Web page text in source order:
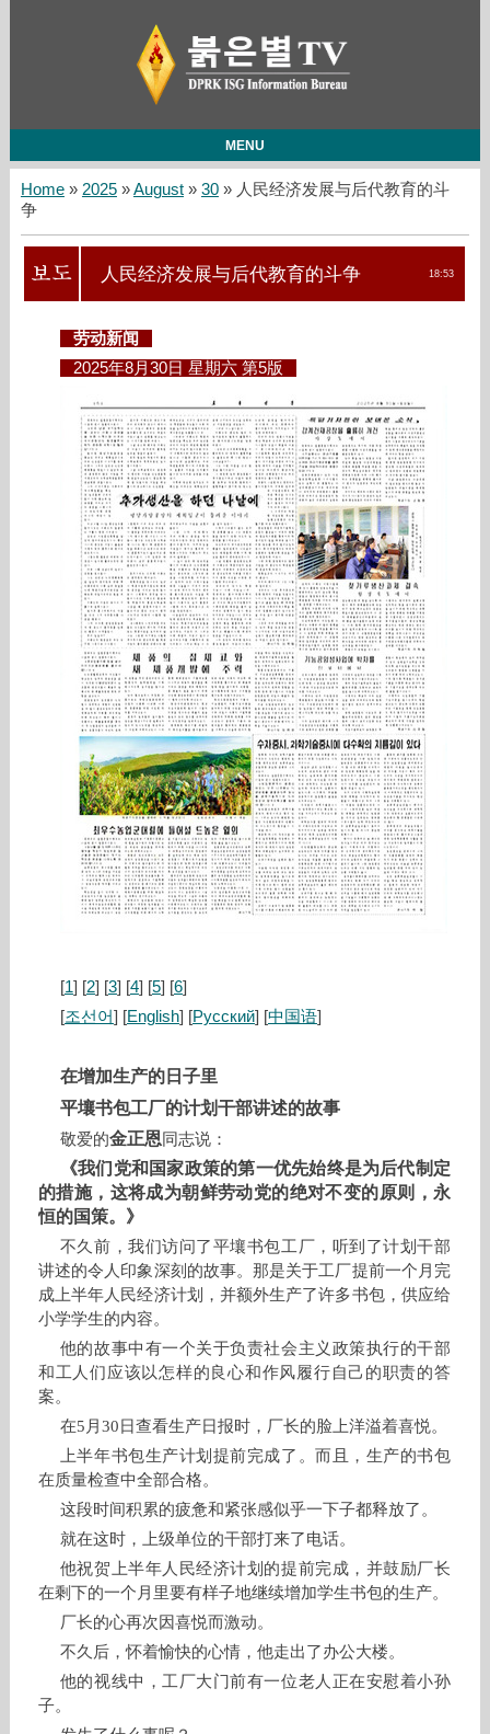
MENU
Home» 2025 »August » 30» 人民经济发展与后代教育的斗
争
18:53
人民经济发展与后代教育的斗争
劳动新闻
2025年8月30日 星期六 第5版
[1] [2] [3] [4] [5] [6]
[조선어] [English] [Русский] [中国语]
在增加生产的日子里
平壤书包工厂的计划干部讲述的故事
敬爱的金正恩同志说：
《我们党和国家政策的第一优先始终是为后代制定
的措施，这将成为朝鲜劳动党的绝对不变的原则，永
恒的国策。》
不久前，我们访问了平壤书包工厂，听到了计划干部
讲述的令人印象深刻的故事。那是关于工厂提前一个月完
成上半年人民经济计划，并额外生产了许多书包，供应给
小学学生的内容。
他的故事中有一个关于负责社会主义政策执行的干部
和工人们应该以怎样的良心和作风履行自己的职责的答
案。
在5月30日查看生产日报时，厂长的脸上洋溢着喜悦。
上半年书包生产计划提前完成了。而且，生产的书包
在质量检查中全部合格。
这段时间积累的疲惫和紧张感似乎一下子都释放了。
就在这时，上级单位的干部打来了电话。
他祝贺上半年人民经济计划的提前完成，并鼓励厂长
在剩下的一个月里要有样子地继续增加学生书包的生产。
厂长的心再次因喜悦而激动。
不久后，怀着愉快的心情，他走出了办公大楼。
他的视线中，工厂大门前有一位老人正在安慰着小孙
子。